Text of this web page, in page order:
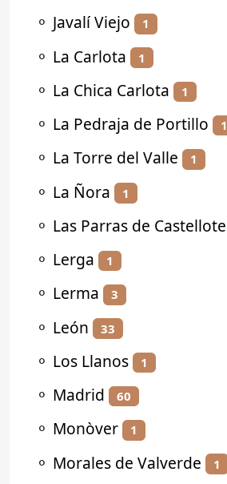
⚬ Javalí Viejo 1
⚬ La Carlota 1
⚬ La Chica Carlota 1
⚬ La Pedraja de Portillo 1
⚬ La Torre del Valle 1
⚬ La Ñora 1
⚬ Las Parras de Castellote
⚬ Lerga 1
⚬ Lerma 3
⚬ León 33
⚬ Los Llanos 1
⚬ Madrid 60
⚬ Monòver 1
⚬ Morales de Valverde 1